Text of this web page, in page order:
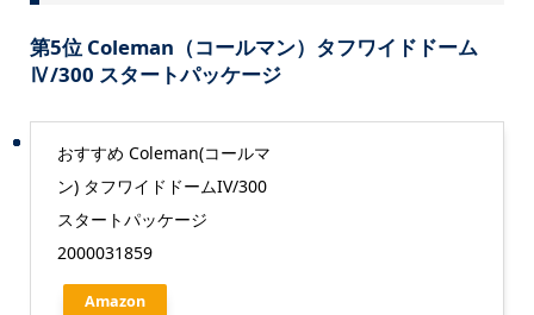
第5位 Coleman（コールマン）タフワイドドーム
Ⅳ/300 スタートパッケージ
おすすめ Coleman(コールマ
ン) タフワイドドームIV/300
スタートパッケージ
2000031859
Amazon